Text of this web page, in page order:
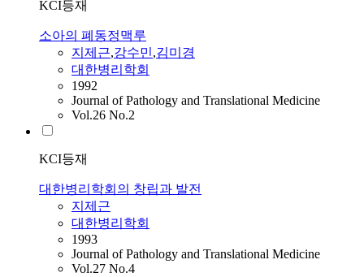
KCI등재
소아의 폐동정맥루
지제근,강수민,김미경
대한병리학회
1992
Journal of Pathology and Translational Medicine
Vol.26 No.2
KCI등재
대한병리학회의 창립과 발전
지제근
대한병리학회
1993
Journal of Pathology and Translational Medicine
Vol.27 No.4